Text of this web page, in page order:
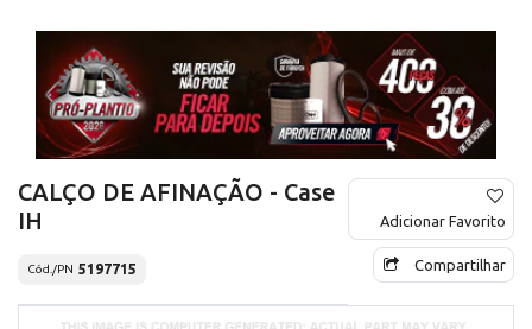
CALÇO DE AFINAÇÃO - Case
IH
Cód./PN 5197715
Adicionar Favorito
Compartilhar